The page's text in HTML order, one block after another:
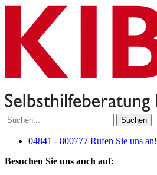
Suchen
04841 - 800777 Rufen Sie uns an!
Besuchen Sie uns auch auf: